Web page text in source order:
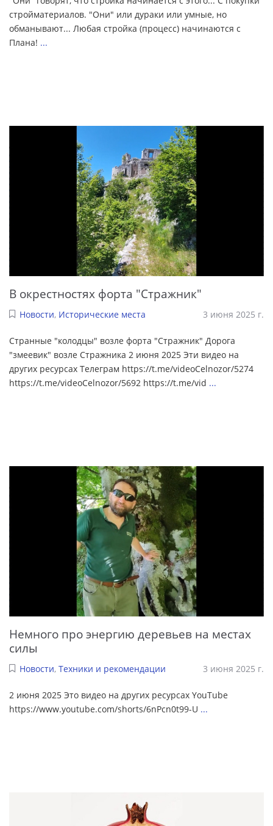
стройматериалов. "Они" или дураки или умные, но
обманывают... Любая стройка (процесс) начинаются с
Плана! ...
В окрестностях форта "Стражник"
Новости, Исторические места 3 июня 2025 г.
Странные "колодцы" возле форта "Стражник" Дорога
"змеевик" возле Стражника 2 июня 2025 Эти видео на
других ресурсах Телеграм https://t.me/videoCelnozor/5274
https://t.me/videoCelnozor/5692 https://t.me/vid ...
Немного про энергию деревьев на местах
силы
Новости, Техники и рекомендации 3 июня 2025 г.
2 июня 2025 Это видео на других ресурсах YouTube
https://www.youtube.com/shorts/6nPcn0t99-U ...